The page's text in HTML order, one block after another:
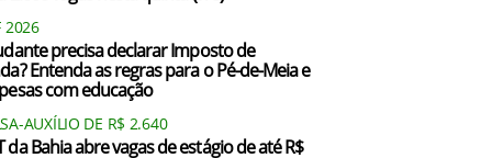
2026
precisa declarar Imposto de
Entenda as regras para o Pé-de-Meia e
com educação
AUXÍLIO DE R$ 2.640
da Bahia abre vagas de estágio de até R$